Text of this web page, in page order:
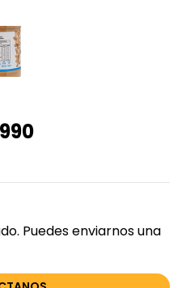
Puedes enviarnos una